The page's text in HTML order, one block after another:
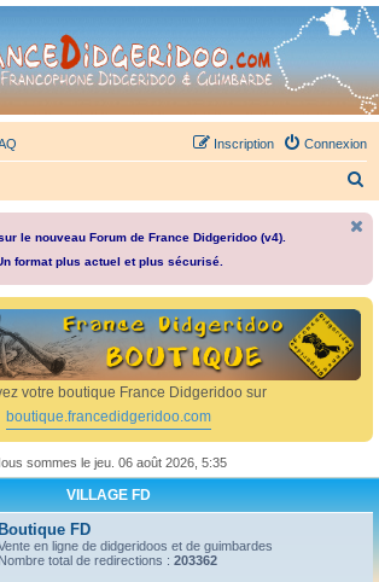
France Didgeridoo - retrouvez la communauté.
Connexion
Inscription
e
r
le nouveau Forum de France Didgeridoo (v4).
format plus actuel et plus sécurisé.
votre boutique France Didgeridoo sur
boutique.francedidgeridoo.com
sommes le jeu. 06 août 2026, 5:35
VILLAGE FD
Boutique FD
en ligne de didgeridoos et de guimbardes
Nombre total de redirections : 203362